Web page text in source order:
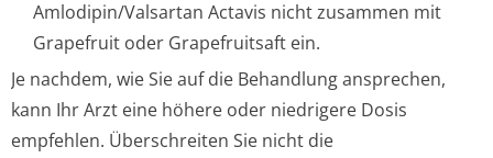
Amlodipin/Valsartan Actavis nicht zusammen mit
Grapefruit oder Grapefruitsaft ein.
Je nachdem, wie Sie auf die Behandlung ansprechen,
kann Ihr Arzt eine höhere oder niedrigere Dosis
empfehlen. Überschreiten Sie nicht die